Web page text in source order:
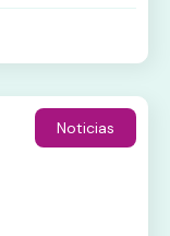
Noticias